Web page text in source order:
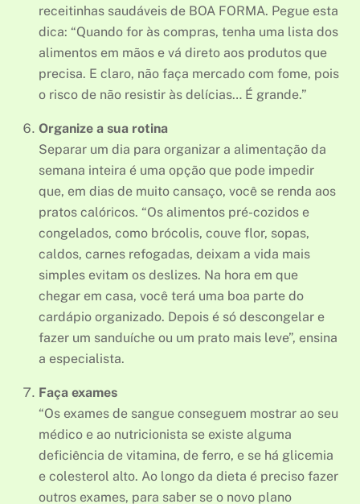
receitinhas saudáveis de BOA FORMA. Pegue esta
dica: “Quando for às compras, tenha uma lista dos
alimentos em mãos e vá direto aos produtos que
precisa. E claro, não faça mercado com fome, pois
o risco de não resistir às delícias… É grande.”
Organize a sua rotina
Separar um dia para organizar a alimentação da
semana inteira é uma opção que pode impedir
que, em dias de muito cansaço, você se renda aos
pratos calóricos. “Os alimentos pré-cozidos e
congelados, como brócolis, couve flor, sopas,
caldos, carnes refogadas, deixam a vida mais
simples evitam os deslizes. Na hora em que
chegar em casa, você terá uma boa parte do
cardápio organizado. Depois é só descongelar e
fazer um sanduíche ou um prato mais leve”, ensina
a especialista.
Faça exames
“Os exames de sangue conseguem mostrar ao seu
médico e ao nutricionista se existe alguma
deficiência de vitamina, de ferro, e se há glicemia
e colesterol alto. Ao longo da dieta é preciso fazer
outros exames, para saber se o novo plano